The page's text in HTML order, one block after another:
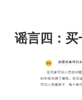
谣言四：买